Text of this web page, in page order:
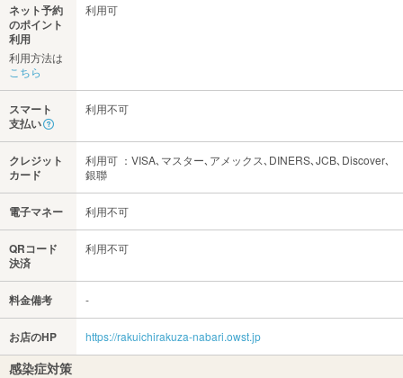
ネット予約
のポイント
利用
利用方法は
こちら
利用可
スマート
支払い
利用不可
クレジット
カード
利用可 ：VISA､マスター､アメックス､DINERS､JCB､Discover､
銀聯
電子マネー 利用不可
QRコード
決済
利用不可
料金備考 -
お店のHP https://rakuichirakuza-nabari.owst.jp
感染症対策